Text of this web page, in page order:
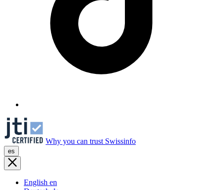
Why you can trust Swissinfo
es
English en